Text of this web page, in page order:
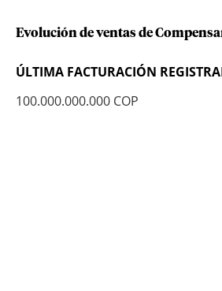
Evolución de ventas de
ÚLTIMA FACTURACIÓN
100.000.000.000 COP